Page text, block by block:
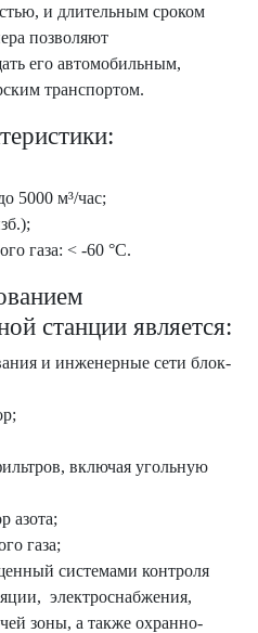
и длительным сроком
позволяют
его автомобильным,
транспортом.
5000 м³/час;
газа: < -60 °C.
станции является:
и инженерные сети блок-
включая угольную
азота;
газа;
системами контроля
электроснабжения,
зоны, а также охранно-